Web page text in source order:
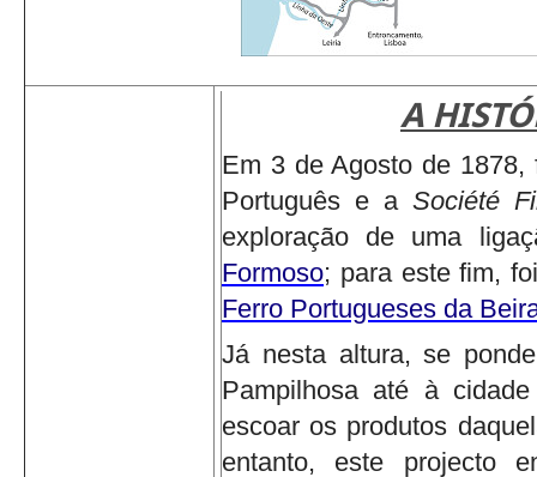
A
Em 3 de Agosto de
Português e a Société
exploração de uma
Formoso; para este fim,
Ferro Portugueses da
Já nesta altura, se
Pampilhosa até à
escoar os produtos
entanto, este projecto